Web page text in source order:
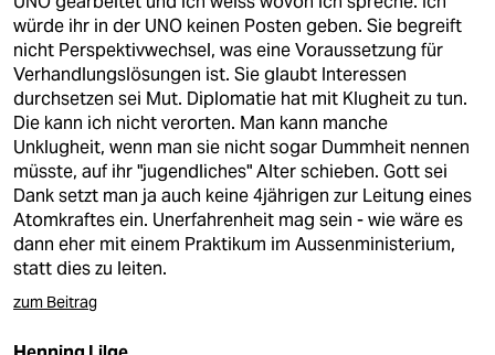
würde ihr in der UNO keinen Posten geben. Sie begreift
nicht Perspektivwechsel, was eine Voraussetzung für
Verhandlungslösungen ist. Sie glaubt Interessen
durchsetzen sei Mut. Diplomatie hat mit Klugheit zu tun.
Die kann ich nicht verorten. Man kann manche
Unklugheit, wenn man sie nicht sogar Dummheit nennen
müsste, auf ihr "jugendliches" Alter schieben. Gott sei
Dank setzt man ja auch keine 4jährigen zur Leitung eines
Atomkraftes ein. Unerfahrenheit mag sein - wie wäre es
dann eher mit einem Praktikum im Aussenministerium,
statt dies zu leiten.
zum Beitrag